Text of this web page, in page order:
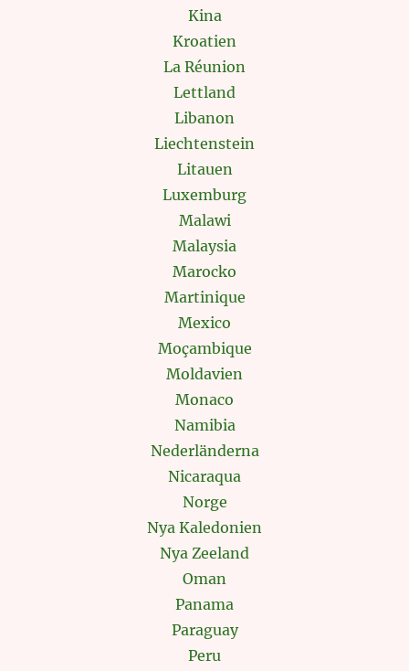
Kina
Kroatien
La Réunion
Lettland
Libanon
Liechtenstein
Litauen
Luxemburg
Malawi
Malaysia
Marocko
Martinique
Mexico
Moçambique
Moldavien
Monaco
Namibia
Nederländerna
Nicaraqua
Norge
Nya Kaledonien
Nya Zeeland
Oman
Panama
Paraguay
Peru